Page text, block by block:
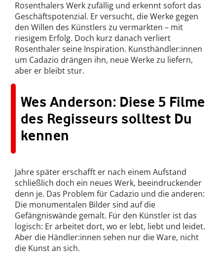
Rosenthalers Werk zufällig und erkennt sofort das
Geschäftspotenzial. Er versucht, die Werke gegen
den Willen des Künstlers zu vermarkten – mit
riesigem Erfolg. Doch kurz danach verliert
Rosenthaler seine Inspiration. Kunsthändler:innen
um Cadazio drängen ihn, neue Werke zu liefern,
aber er bleibt stur.
Wes Anderson: Diese 5 Filme
des Regisseurs solltest Du
kennen
Jahre später erschafft er nach einem Aufstand
schließlich doch ein neues Werk, beeindruckender
denn je. Das Problem für Cadazio und die anderen:
Die monumentalen Bilder sind auf die
Gefängniswände gemalt. Für den Künstler ist das
logisch: Er arbeitet dort, wo er lebt, liebt und leidet.
Aber die Händler:innen sehen nur die Ware, nicht
die Kunst an sich.